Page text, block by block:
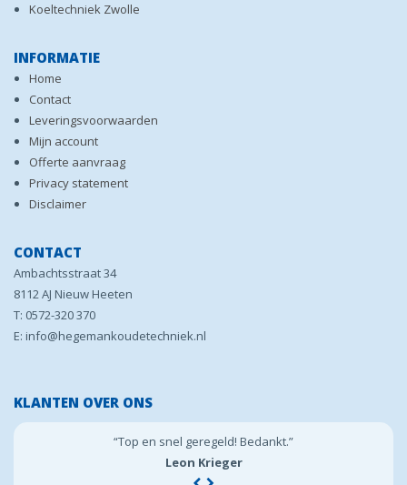
Koeltechniek Zwolle
INFORMATIE
Home
Contact
Leveringsvoorwaarden
Mijn account
Offerte aanvraag
Privacy statement
Disclaimer
CONTACT
Ambachtsstraat 34
8112 AJ Nieuw Heeten
T: 0572-320 370
E: info@hegemankoudetechniek.nl
KLANTEN OVER ONS
“Top en snel geregeld! Bedankt.”
Leon Krieger